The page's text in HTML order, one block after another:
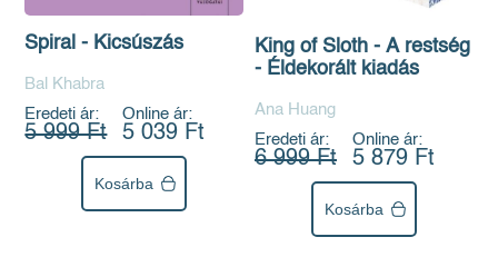
Spiral - Kicsúszás
Bal Khabra
Eredeti ár:
5 999 Ft
Online ár:
5 039 Ft
Kosárba
King of Sloth - A restség
- Éldekorált kiadás
Ana Huang
Eredeti ár:
6 999 Ft
Online ár:
5 879 Ft
Kosárba